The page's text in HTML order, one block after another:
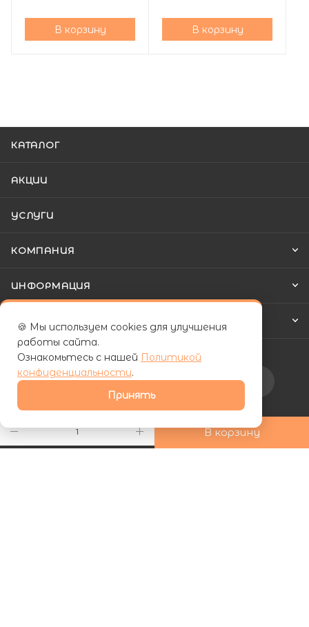
В корзину
В корзину В корзину
КАТАЛОГ
АКЦИИ
УСЛУГИ
КОМПАНИЯ
ИНФОРМАЦИЯ
КАК КУПИТЬ
Подписаться на рассылку
+7 (800) 555-81-19
🍪 Мы используем cookies для улучшения
работы сайта.
Ознакомьтесь с нашей Политикой
конфиденциальности.
Принять